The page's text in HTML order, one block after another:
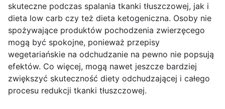
skuteczne podczas spalania tkanki tłuszczowej, jak i
dieta low carb czy też dieta ketogeniczna. Osoby nie
spożywające produktów pochodzenia zwierzęcego
mogą być spokojne, ponieważ przepisy
wegetariańskie na odchudzanie na pewno nie popsują
efektów. Co więcej, mogą nawet jeszcze bardziej
zwiększyć skuteczność diety odchudzającej i całego
procesu redukcji tkanki tłuszczowej.